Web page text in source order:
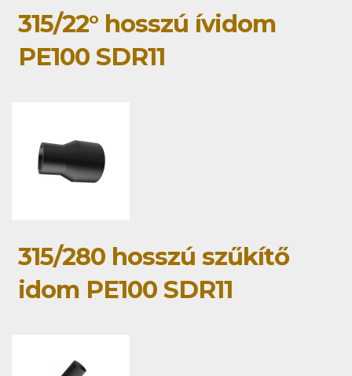
315/22° hosszú ívidom
PE100 SDR11
315/280 hosszú szűkítő
idom PE100 SDR11